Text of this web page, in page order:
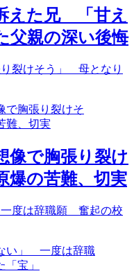
えた兄 「甘え
父親の深い後悔
裂けそう」 母となり
像で胸張り裂け
の苦難、切実
度は辞職願 奮起の校